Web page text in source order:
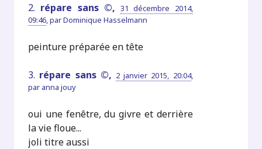
2. répare sans ©,31 décembre 2014,
09:46,parDominique Hasselmann
peinture préparée en tête
3. répare sans ©, 2 janvier 2015, 20:04,
par anna jouy
oui une fenêtre, du givre et derrière
la vie floue...
joli titre aussi